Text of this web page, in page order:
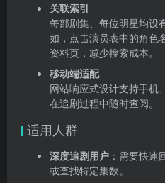
关联索引
每部剧集、每位明星均设
如，点击演员表中的角色
资料页，减少搜索成本。
移动端适配
网站响应式设计支持手机
在追剧过程中随时查阅。
适用人群
深度追剧用户 ：需要快
或查找特定集数。